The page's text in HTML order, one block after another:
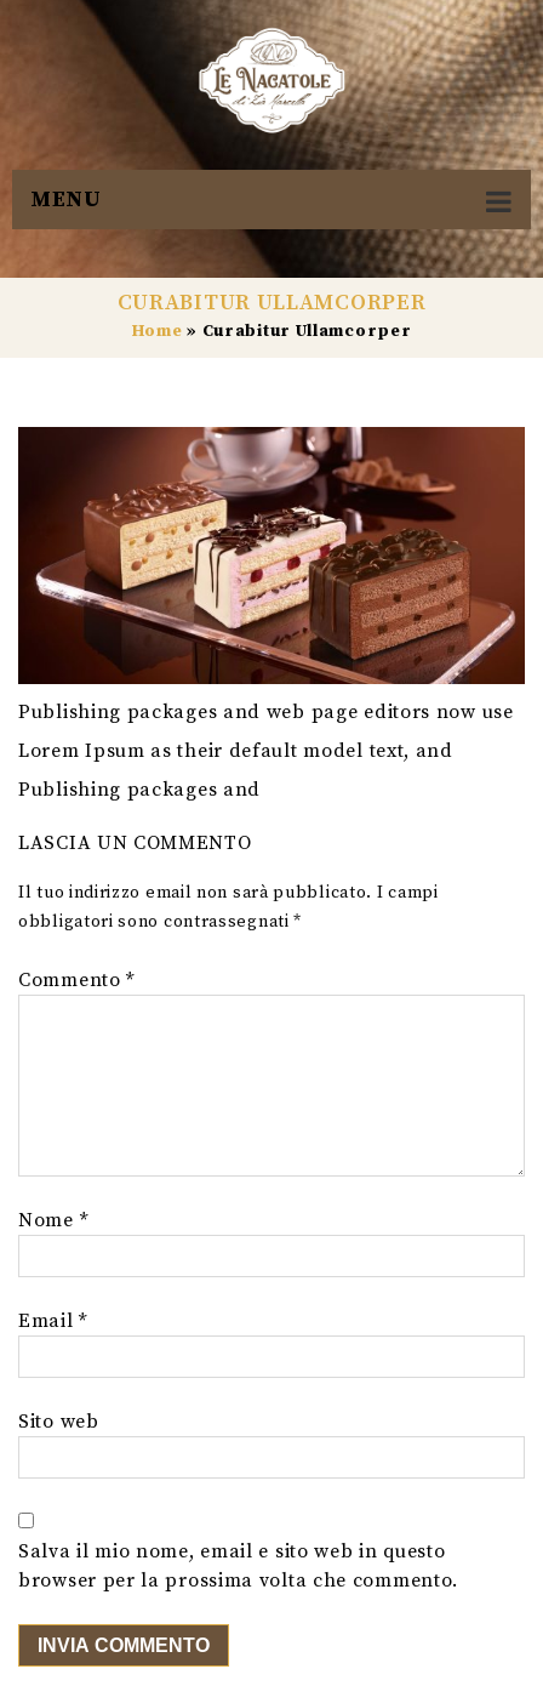
MENU
CURABITUR ULLAMCORPER
Home » Curabitur Ullamcorper
Publishing packages and web page editors now use
Lorem Ipsum as their default model text, and
Publishing packages and
LASCIA UN COMMENTO
Il tuo indirizzo email non sarà pubblicato. I campi
obbligatori sono contrassegnati*
Commento*
Nome *
Email*
Sito web
Salva il mio nome, email e sito web in questo
browser per la prossima volta che commento.